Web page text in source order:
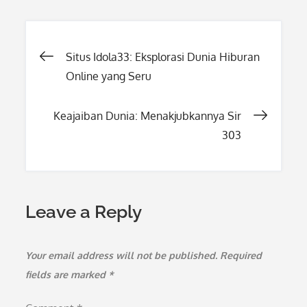
Post
Situs Idola33: Eksplorasi Dunia Hiburan
Online yang Seru
Keajaiban Dunia: Menakjubkannya Sir
303
Leave a Reply
Your email address will not be published. Required
fields are marked *